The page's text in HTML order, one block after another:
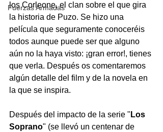
Fuerzas Armadas
los Corleone, el clan sobre el que gira
la historia de Puzo. Se hizo una
película que seguramente conoceréis
todos aunque puede ser que alguno
aún no la haya visto: ¡gran error!, tienes
que verla. Después os comentaremos
algún detalle del film y de la novela en
la que se inspira.
Después del impacto de la serie " Los
Soprano" (se llevó un centenar de